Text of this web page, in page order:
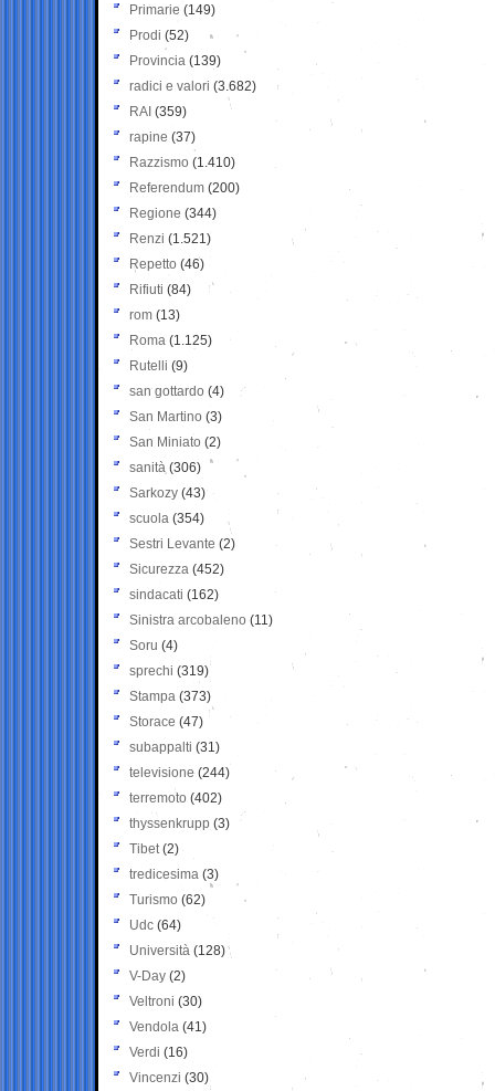
Primarie (149)
Prodi (52)
Provincia (139)
radici e valori (3.682)
RAI (359)
rapine (37)
Razzismo (1.410)
Referendum (200)
Regione (344)
Renzi (1.521)
Repetto (46)
Rifiuti (84)
rom (13)
Roma (1.125)
Rutelli (9)
san gottardo (4)
San Martino (3)
San Miniato (2)
sanità (306)
Sarkozy (43)
scuola (354)
Sestri Levante (2)
Sicurezza (452)
sindacati (162)
Sinistra arcobaleno (11)
Soru (4)
sprechi (319)
Stampa (373)
Storace (47)
subappalti (31)
televisione(244)
terremoto (402)
thyssenkrupp (3)
Tibet(2)
tredicesima (3)
Turismo (62)
Udc (64)
Università (128)
V-Day (2)
Veltroni (30)
Vendola (41)
Verdi (16)
Vincenzi (30)